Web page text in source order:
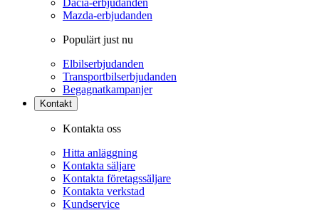
Dacia-erbjudanden
Mazda-erbjudanden
Populärt just nu
Elbilserbjudanden
Transportbilserbjudanden
Begagnatkampanjer
Kontakt
Kontakta oss
Hitta anläggning
Kontakta säljare
Kontakta företagssäljare
Kontakta verkstad
Kundservice